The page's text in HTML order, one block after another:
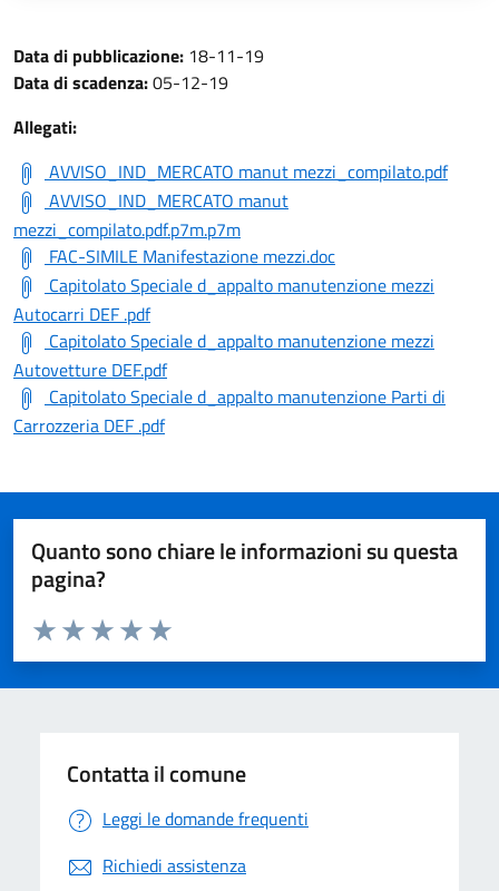
Data di pubblicazione: 18-11-19
Data di scadenza:05-12-19
Allegati:
AVVISO_IND_MERCATO manut mezzi_compilato.pdf
AVVISO_IND_MERCATO manut
mezzi_compilato.pdf.p7m.p7m
FAC-SIMILE Manifestazione mezzi.doc
Capitolato Speciale d_appalto manutenzione mezzi
Autocarri DEF .pdf
Capitolato Speciale d_appalto manutenzione mezzi
Autovetture DEF.pdf
Capitolato Speciale d_appalto manutenzione Parti di
Carrozzeria DEF .pdf
Quanto sono chiare le informazioni su questa
pagina?
Valuta da 1 a 5 stelle la pagina
Valuta 5 stelle su 5
Valuta 4 stelle su 5
Valuta 3 stelle su 5
Valuta 2 stelle su 5
Valuta 1 stelle su 5
Contatta il comune
Leggi le domande frequenti
Richiedi assistenza